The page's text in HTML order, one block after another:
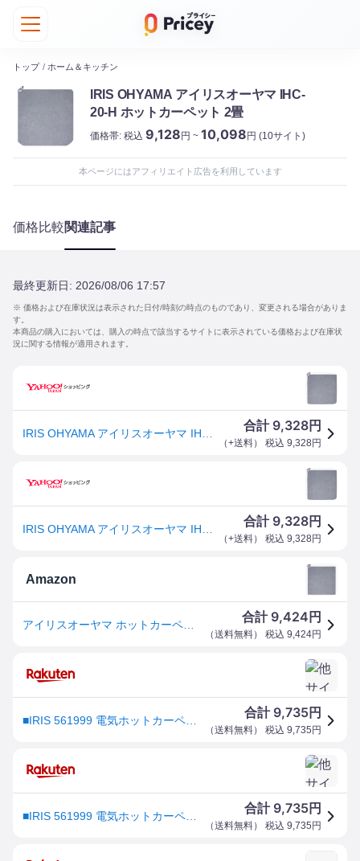
トップ / ホーム＆キッチン
IRIS OHYAMA アイリスオーヤマ IHC-
20-H ホットカーペット 2畳
価格帯: 税込 9,128円 ~ 10,098円 (10サイト)
本ページにはアフィリエイト広告を利用しています
価格比較関連記事
最終更新日: 2026/08/06 17:57
※ 価格および在庫状況は表示された日付/時刻の時点のものであり、変更される場合がありま
す。
本商品の購入においては、購入の時点で該当するサイトに表示されている価格および在庫状
況に関する情報が適用されます。
合計 9,328円
（+送料） 税込 9,328 円
合計 9,328円
（+送料） 税込 9,328 円
Amazon
合計 9,424 円
（送料無料） 税込 9,424円
合計 9,735円
（送料無料） 税込 9,735 円
合計 9,735円
（送料無料） 税込 9,735 円